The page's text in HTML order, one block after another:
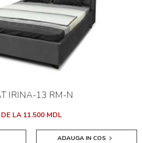
IRINA-13 RM-N
DE LA 11.500 MDL
ADAUGA IN COS